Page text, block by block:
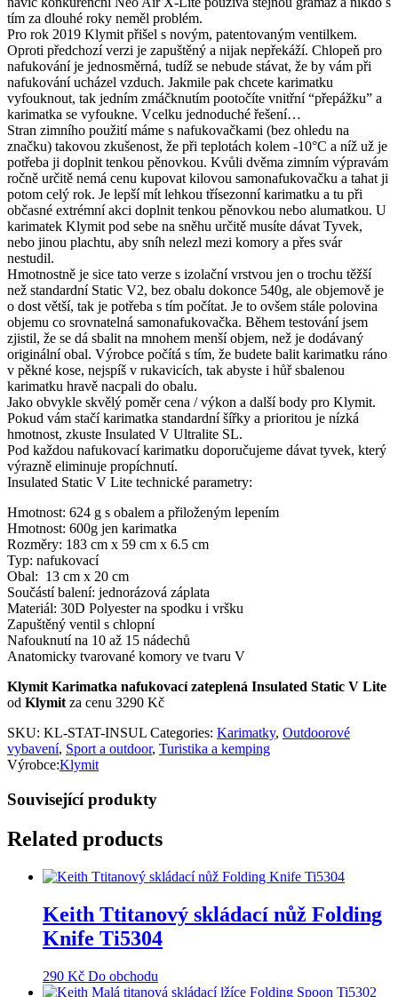
tím za dlouhé roky neměl problém.
Pro rok 2019 Klymit přišel s novým, patentovaným ventilkem.
Oproti předchozí verzi je zapuštěný a nijak nepřekáží. Chlopeň pro
nafukování je jednosměrná, tudíž se nebude stávat, že by vám při
nafukování ucházel vzduch. Jakmile pak chcete karimatku
vyfouknout, tak jedním zmáčknutím pootočíte vnitřní “přepážku” a
karimatka se vyfoukne. Vcelku jednoduché řešení…
Stran zimního použití máme s nafukovačkami (bez ohledu na
značku) takovou zkušenost, že při teplotách kolem -10°C a níž už je
potřeba ji doplnit tenkou pěnovkou. Kvůli dvěma zimním výpravám
ročně určitě nemá cenu kupovat kilovou samonafukovačku a tahat ji
potom celý rok. Je lepší mít lehkou třísezonní karimatku a tu při
občasné extrémní akci doplnit tenkou pěnovkou nebo alumatkou. U
karimatek Klymit pod sebe na sněhu určitě musíte dávat Tyvek,
nebo jinou plachtu, aby sníh nelezl mezi komory a přes svár
nestudil.
Hmotnostně je sice tato verze s izolační vrstvou jen o trochu těžší
než standardní Static V2, bez obalu dokonce 540g, ale objemově je
o dost větší, tak je potřeba s tím počítat. Je to ovšem stále polovina
objemu co srovnatelná samonafukovačka. Během testování jsem
zjistil, že se dá sbalit na mnohem menší objem, než je dodávaný
originální obal. Výrobce počítá s tím, že budete balit karimatku ráno
v pěkné kose, nejspíš v rukavicích, tak abyste i hůř sbalenou
karimatku hravě nacpali do obalu.
Jako obvykle skvělý poměr cena / výkon a další body pro Klymit.
Pokud vám stačí karimatka standardní šířky a prioritou je nízká
hmotnost, zkuste Insulated V Ultralite SL.
Pod každou nafukovací karimatku doporučujeme dávat tyvek, který
výrazně eliminuje propíchnutí.
Insulated Static V Lite technické parametry:
Hmotnost: 624 g s obalem a přiloženým lepením
Hmotnost: 600g jen karimatka
Rozměry: 183 cm x 59 cm x 6.5 cm
Typ: nafukovací
Obal: 13 cm x 20 cm
Součástí balení: jednorázová záplata
Materiál: 30D Polyester na spodku i vršku
Zapuštěný ventil s chlopní
Nafouknutí na 10 až 15 nádechů
Anatomicky tvarované komory ve tvaru V
Klymit Karimatka nafukovací zateplená Insulated Static V Lite
od Klymitza cenu 3290 Kč
SKU: KL-STAT-INSUL Categories: Karimatky, Outdoorové
vybavení, Sport a outdoor, Turistika a kemping
Výrobce:Klymit
Související produkty
Related products
Keith Ttitanový skládací nůž Folding
Knife Ti5304
290 Kč Do obchodu